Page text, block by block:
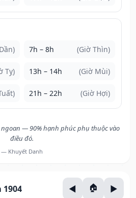
7h – 8h (Giờ Thìn)
Tỵ) 13h – 14h (Giờ Mùi)
21h – 22h (Giờ Hợi)
— 90% hạnh phúc phụ thuộc vào
điều đó.
— Khuyết Danh
1904